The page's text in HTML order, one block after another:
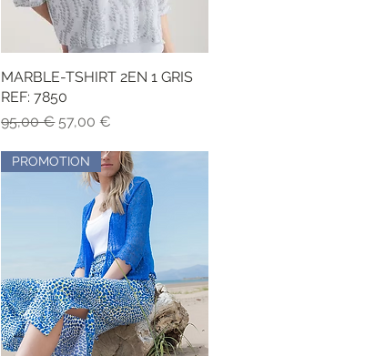
Vista rápida
MARBLE-TSHIRT 2EN 1 GRIS
REF: 7850
Precio
95,00 € Precio de oferta
57,00 €
PROMOTION